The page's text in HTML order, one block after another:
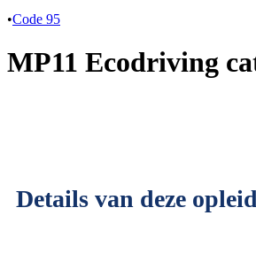
•Code 95
MP11 Ecodriving
Details van deze